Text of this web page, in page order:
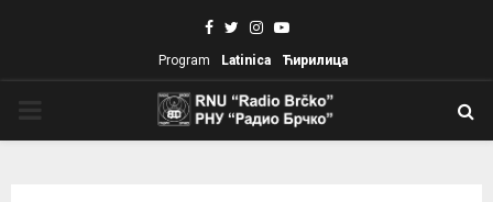
Facebook
TwitterInstagram
Youtube
Program Latinica Ћирилица